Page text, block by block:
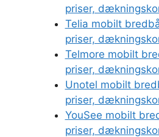
priser,
Telia mobilt
priser,
Telmore mobilt
priser,
Unotel mobilt
priser,
YouSee mobilt
priser,